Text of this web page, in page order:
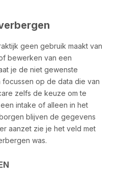
geen gebruik maakt van
bewerken van een
je de niet gewenste
op de data die van
zelfs de keuze om te
intake of alleen in het
blijven de gegevens
aanzet zie je het veld met
was.